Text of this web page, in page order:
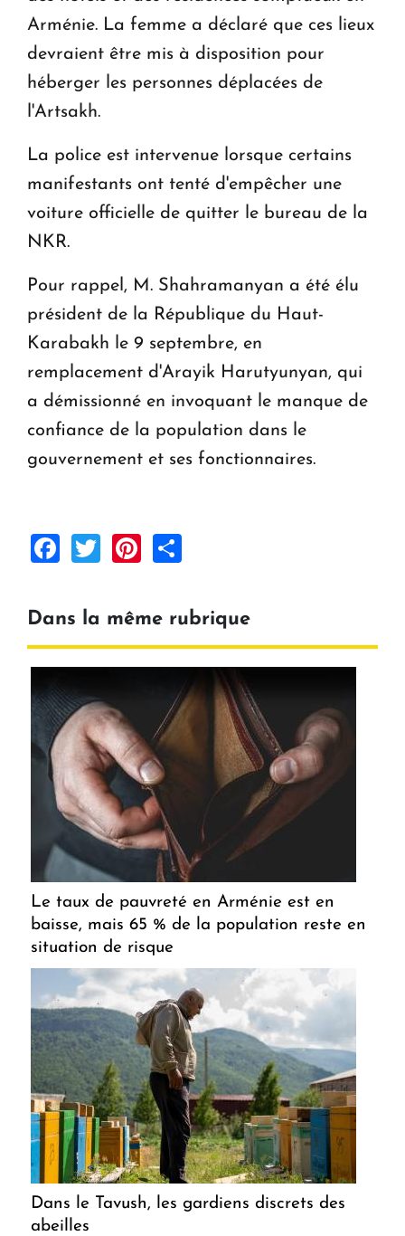
Arménie. La femme a déclaré que ces lieux
devraient être mis à disposition pour
héberger les personnes déplacées de
l'Artsakh.
La police est intervenue lorsque certains
manifestants ont tenté d'empêcher une
voiture officielle de quitter le bureau de la
NKR.
Pour rappel, M. Shahramanyan a été élu
président de la République du Haut-
Karabakh le 9 septembre, en
remplacement d'Arayik Harutyunyan, qui
a démissionné en invoquant le manque de
confiance de la population dans le
gouvernement et ses fonctionnaires.
Facebook
TwitterPinterest
Dans la même rubrique
Le taux de pauvreté en Arménie est en
baisse, mais 65 % de la population reste en
situation de risque
Dans le Tavush, les gardiens discrets des
abeilles